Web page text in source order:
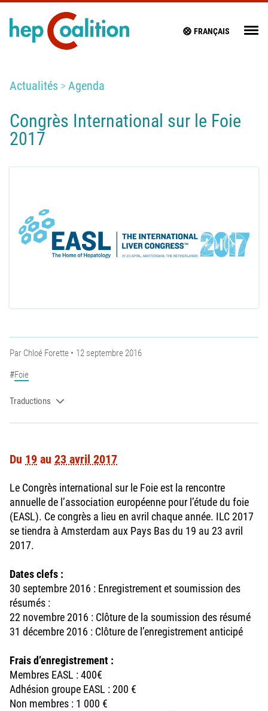
FRANÇAIS
Actualités Agenda
Congrès International sur le Foie
2017
Par Chloé Forette
12 septembre 2016
Foie
Traductions
Du 19 au 23 avril 2017
Le Congrès international sur le Foie est la rencontre
annuelle de l’association européenne pour l’étude du foie
(EASL). Ce congrès a lieu en avril chaque année. ILC 2017
se tiendra à Amsterdam aux Pays Bas du 19 au 23 avril
2017.
Dates clefs :
30 septembre 2016 : Enregistrement et soumission des
résumés :
22 novembre 2016 : Clôture de la soumission des résumé
31 décembre 2016 : Clôture de l’enregistrement anticipé
Frais d’enregistrement :
Membres EASL : 400€
Adhésion groupe EASL : 200 €
Non membres : 1 000 €